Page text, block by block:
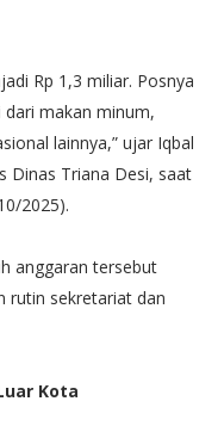
Rp 1,3 miliar. Posnya
makan minum,
lainnya,” ujar Iqbal
Dinas Triana Desi, saat
2025).
anggaran tersebut
rutin sekretariat dan
Kota